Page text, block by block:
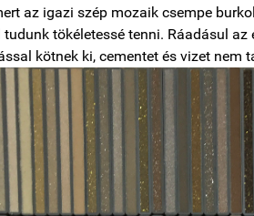
az igazi szép mozaik csempe
tökéletessé tenni. Ráadásul
kötnek ki, cementet és vizet nem